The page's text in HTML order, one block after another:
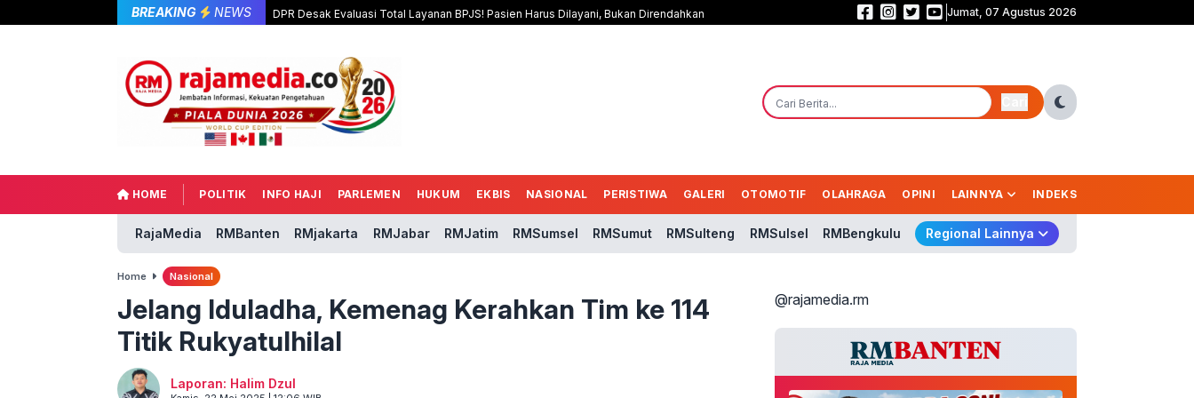
BREAKING NEWS DPR Desak Evaluasi Total Layanan BPJS! Pasien Harus Dilayani, Bukan Direndahkan Persebaya Juara Piala Presiden 2026, Tumbangkan Persib Lewat Adu
Jumat, 07 Agustus 2026
HOME POLITIK INFO HAJI PARLEMEN HUKUM EKBIS NASIONAL PERISTIWA GALERI OTOMOTIF OLAHRAGA OPINI LAINNYA INDEKS
RajaMedia RMBanten RMjakarta RMJabar RMJatim RMSumsel RMSumut RMSulteng RMSulsel RMBengkulu Regional Lainnya
Home Nasional
Jelang Iduladha, Kemenag Kerahkan Tim ke 114
Titik Rukyatulhilal
Laporan: Halim Dzul
@rajamedia.rm